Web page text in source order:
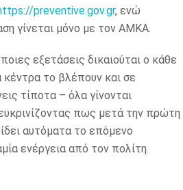
preventive.gov.gr, ενώ
γίνεται μόνο με τον ΑΜΚΑ.
εξετάσεις δικαιούται ο κάθε
κέντρα το βλέπουν και σε
τίποτα – όλα γίνονται
πως μετά την πρώτη
αυτόματα το επόμενο
ενέργεια από τον πολίτη.